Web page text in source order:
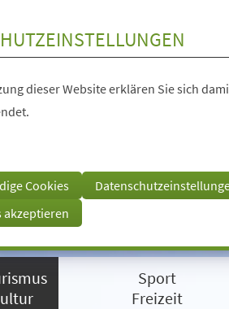
dieser Website erklären Sie sich
Cookies
akzeptieren
Sport
Freizeit